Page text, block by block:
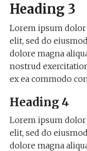
exact
replica
found
lacking
typical
special
effective
possible
unmatched
product
work
Heading 3
Lorem ipsum
elit, sed do
dolore magna
nostrud
ex ea commodo
Heading 4
Lorem ipsum
elit, sed do
dolore magna